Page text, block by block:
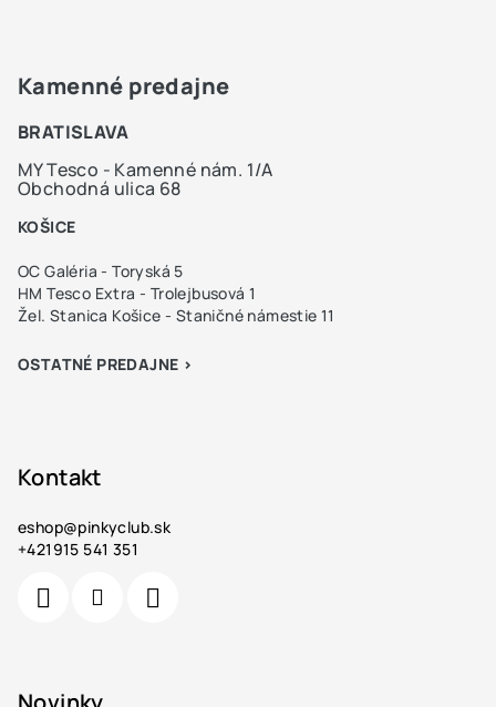
Kamenné predajne
BRATISLAVA
MY Tesco - Kamenné nám. 1/A
Obchodná ulica 68
KOŠICE
OC Galéria - Toryská 5
HM Tesco Extra - Trolejbusová 1
Žel. Stanica Košice - Staničné námestie 11
OSTATNÉ PREDAJNE >
Kontakt
eshop@pinkyclub.sk
+421915 541 351